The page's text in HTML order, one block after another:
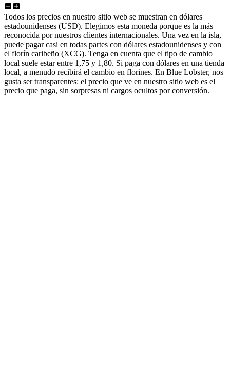
Todos los precios en nuestro sitio web se muestran en dólares
estadounidenses (USD). Elegimos esta moneda porque es la más
reconocida por nuestros clientes internacionales. Una vez en la isla,
puede pagar casi en todas partes con dólares estadounidenses y con
el florín caribeño (XCG). Tenga en cuenta que el tipo de cambio
local suele estar entre 1,75 y 1,80. Si paga con dólares en una tienda
local, a menudo recibirá el cambio en florines. En Blue Lobster, nos
gusta ser transparentes: el precio que ve en nuestro sitio web es el
precio que paga, sin sorpresas ni cargos ocultos por conversión.